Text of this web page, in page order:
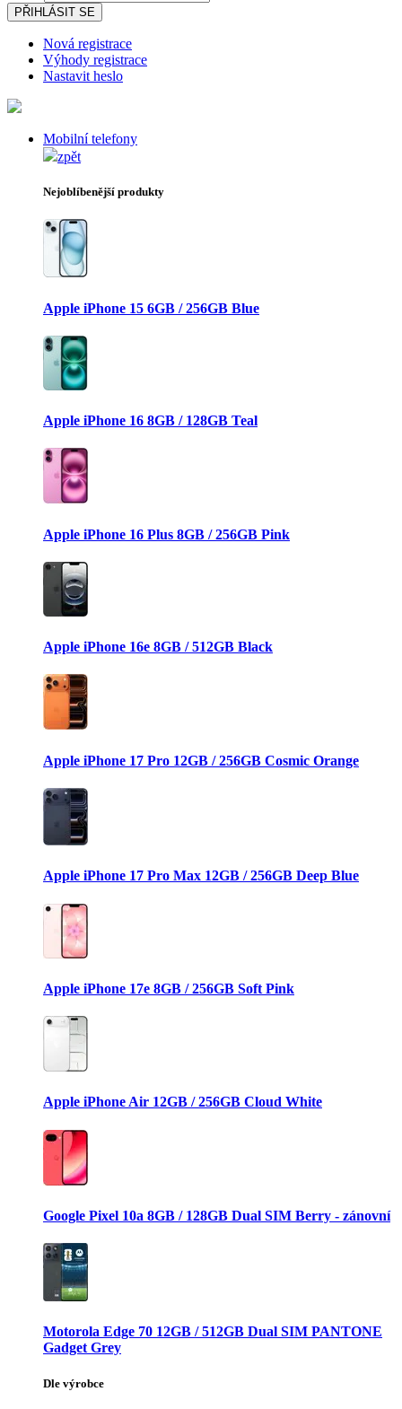
PŘIHLÁSIT SE
Nová registrace
Výhody registrace
Nastavit heslo
Mobilní telefony
zpět
Nejoblíbenější produkty
Apple iPhone 15 6GB / 256GB Blue
Apple iPhone 16 8GB / 128GB Teal
Apple iPhone 16 Plus 8GB / 256GB Pink
Apple iPhone 16e 8GB / 512GB Black
Apple iPhone 17 Pro 12GB / 256GB Cosmic Orange
Apple iPhone 17 Pro Max 12GB / 256GB Deep Blue
Apple iPhone 17e 8GB / 256GB Soft Pink
Apple iPhone Air 12GB / 256GB Cloud White
Google Pixel 10a 8GB / 128GB Dual SIM Berry - zánovní
Motorola Edge 70 12GB / 512GB Dual SIM PANTONE
Gadget Grey
Dle výrobce